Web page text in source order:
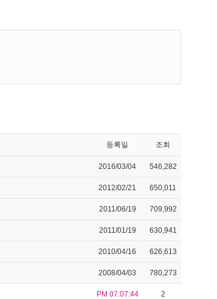
등록일 조회
2016/03/04 546,282
2012/02/21 650,011
2011/06/19 709,992
2011/01/19 630,941
2010/04/16 626,613
2008/04/03 780,273
PM 07:07:44 2